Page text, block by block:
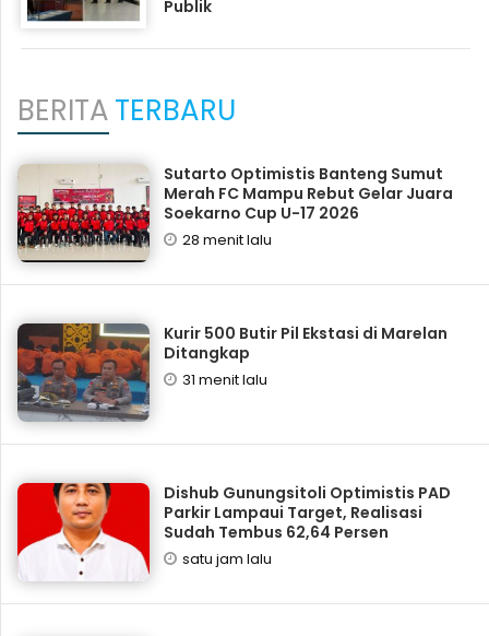
Publik
BERITATERBARU
Sutarto Optimistis Banteng Sumut
Merah FC Mampu Rebut Gelar Juara
Soekarno Cup U-17 2026
28 menit lalu
Kurir 500 Butir Pil Ekstasi di Marelan
Ditangkap
31 menit lalu
Dishub Gunungsitoli Optimistis PAD
Parkir Lampaui Target, Realisasi
Sudah Tembus 62,64 Persen
satu jam lalu